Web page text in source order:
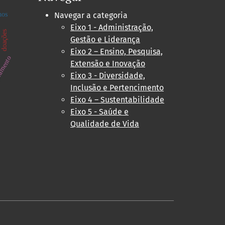
doações
Navegar a categoria
Eixo 1 - Administração,
Gestão e Liderança
Eixo 2 – Ensino, Pesquisa,
Extensão e Inovação
Eixo 3 - Diversidade,
Inclusão e Pertencimento
Eixo 4 – Sustentabilidade
Eixo 5 - Saúde e
Qualidade de Vida